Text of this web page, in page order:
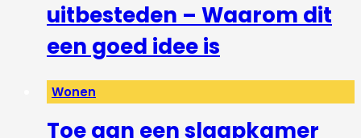
uitbesteden – Waarom dit
een goed idee is
Wonen
Toe aan een slaapkamer